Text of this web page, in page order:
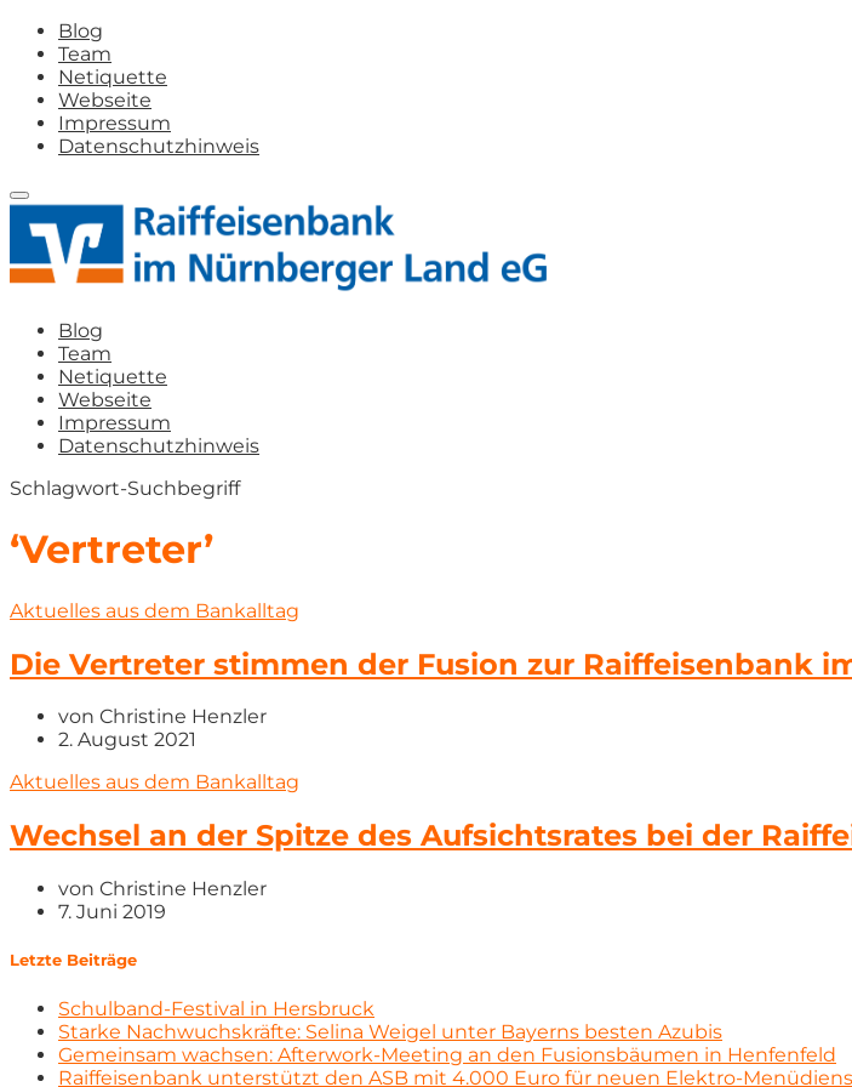
Blog
Team
Netiquette
Webseite
Impressum
Datenschutzhinweis
Blog
Team
Netiquette
Webseite
Impressum
Datenschutzhinweis
Schlagwort-Suchbegriff
‘Vertreter’
Aktuelles aus dem Bankalltag
Die Vertreter stimmen der Fusion zur Raiffeisenbank
von Christine Henzler
2. August 2021
Aktuelles aus dem Bankalltag
Wechsel an der Spitze des Aufsichtsrates bei der
von Christine Henzler
7. Juni 2019
Letzte Beiträge
Schulband-Festival in Hersbruck
Starke Nachwuchskräfte: Selina Weigel unter Bayerns besten Azubis
Gemeinsam wachsen: Afterwork-Meeting an den Fusionsbäumen in Henfenfeld
Raiffeisenbank unterstützt den ASB mit 4.000 Euro für neuen Elektro-